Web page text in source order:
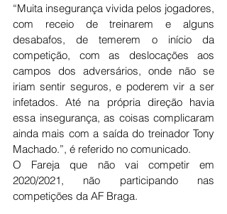
“Muita insegurança vivida pelos jogadores,
com receio de treinarem e alguns
desabafos, de temerem o início da
competição, com as deslocações aos
campos dos adversários, onde não se
iriam sentir seguros, e poderem vir a ser
infetados. Até na própria direção havia
essa insegurança, as coisas complicaram
ainda mais com a saída do treinador Tony
Machado.”, é referido no comunicado.
O Fareja que não vai competir em
2020/2021, não participando nas
competições da AF Braga.